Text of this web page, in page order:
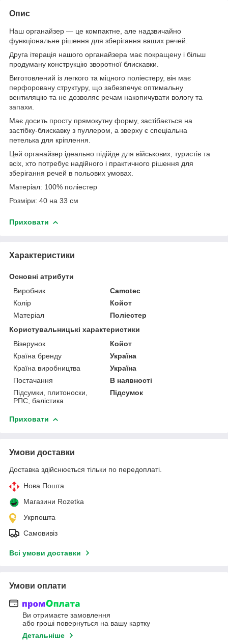
Опис
Наш органайзер — це компактне, але надзвичайно
функціональне рішення для зберігання ваших речей.
Друга ітерація нашого органайзера має покращену і більш
продуману конструкцію зворотної блискавки.
Виготовлений із легкого та міцного поліестеру, він має
перфоровану структуру, що забезпечує оптимальну
вентиляцію та не дозволяє речам накопичувати вологу та
запахи.
Має досить просту прямокутну форму, застібається на
застібку-блискавку з пуллером, а зверху є спеціальна
петелька для кріплення.
Цей органайзер ідеально підійде для військових, туристів та
всіх, хто потребує надійного і практичного рішення для
зберігання речей в польових умовах.
Матеріал: 100% поліестер
Розміри: 40 на 33 см
Приховати
Характеристики
Основні атрибути
Виробник
Camotec
Колір
Койот
Матеріал
Поліестер
Користувальницькі характеристики
Візерунок
Койот
Країна бренду
Україна
Країна виробництва
Україна
Постачання
В наявності
Підсумки, плитоноски,
РПС, балістика
Підсумок
Приховати
Умови доставки
Доставка здійснюється тільки по передоплаті.
Нова Пошта
Магазини Rozetka
Укрпошта
Самовивіз
Всі умови доставки
Умови оплати
Ви отримаєте замовлення
або гроші повернуться на вашу картку
Детальніше